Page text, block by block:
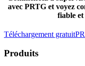
avec PRTG et voyez
fiable
Téléchargement gratuit
Produits